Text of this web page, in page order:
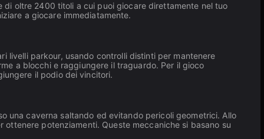
di oltre 2400 titoli a cui puoi giocare direttamente nel tuo
a giocare immediatamente.
livelli parkour, usando controlli distinti per mantenere
a blocchi e raggiungere il traguardo. Per il gioco
il podio dei vincitori.
una caverna saltando ed evitando pericoli geometrici. Allo
potenziamenti. Queste meccaniche si basano su